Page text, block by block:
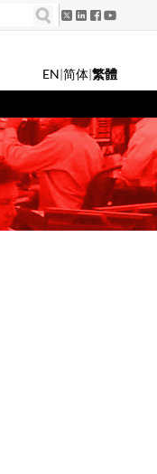
EN|简体|繁體